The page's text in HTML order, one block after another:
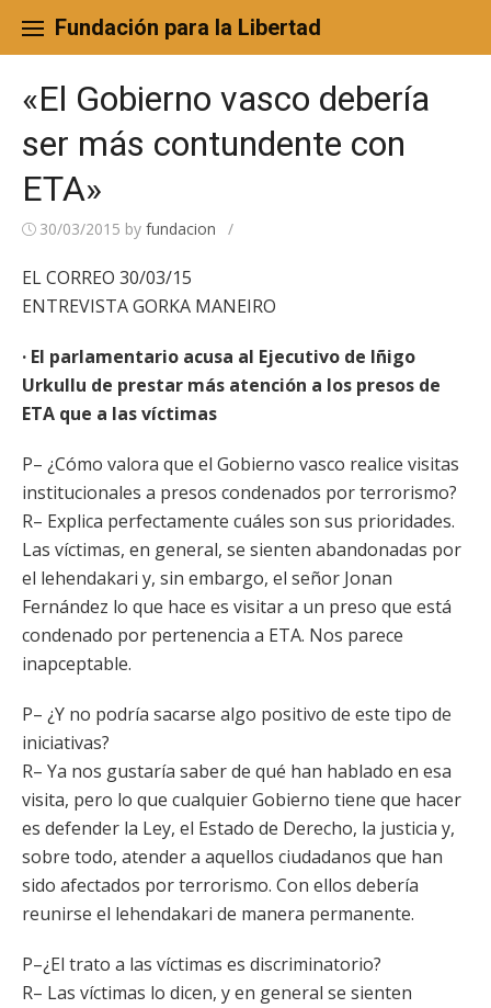
content
Fundación para la Libertad
«El Gobierno vasco debería
ser más contundente con
ETA»
30/03/2015 by fundacion /
EL CORREO 30/03/15
ENTREVISTA GORKA MANEIRO
· El parlamentario acusa al Ejecutivo de Iñigo
Urkullu de prestar más atención a los presos de
ETA que a las víctimas
P– ¿Cómo valora que el Gobierno vasco realice visitas
institucionales a presos condenados por terrorismo?
R– Explica perfectamente cuáles son sus prioridades.
Las víctimas, en general, se sienten abandonadas por
el lehendakari y, sin embargo, el señor Jonan
Fernández lo que hace es visitar a un preso que está
condenado por pertenencia a ETA. Nos parece
inapceptable.
P– ¿Y no podría sacarse algo positivo de este tipo de
iniciativas?
R– Ya nos gustaría saber de qué han hablado en esa
visita, pero lo que cualquier Gobierno tiene que hacer
es defender la Ley, el Estado de Derecho, la justicia y,
sobre todo, atender a aquellos ciudadanos que han
sido afectados por terrorismo. Con ellos debería
reunirse el lehendakari de manera permanente.
P–¿El trato a las víctimas es discriminatorio?
R– Las víctimas lo dicen, y en general se sienten